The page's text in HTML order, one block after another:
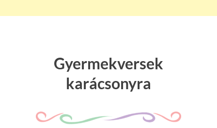
Gyermekversek
karácsonyra